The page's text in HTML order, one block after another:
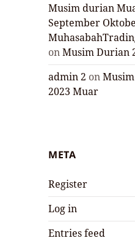
Musim durian
September
onMusim Durian
admin 2 on
2023 Muar
META
Register
Log in
Entries feed